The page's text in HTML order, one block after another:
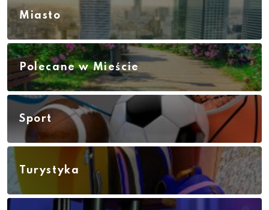
Miasto
Polecane w Mieście
Sport
Turystyka